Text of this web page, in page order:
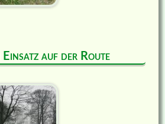
Einsatz auf der Route